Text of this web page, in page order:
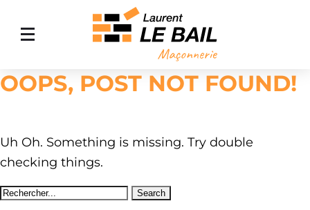
ACCUEIL
AMÉNAGEMENT EXTÉRIEUR
AGRANDISSEMENT DE MAISON
NOS RÉALISATIONS
OOPS, POST NOT FOUND!
Uh Oh. Something is missing. Try double
checking things.